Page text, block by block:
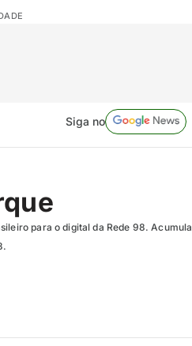
Siga no
para o digital da Rede 98. Acumula